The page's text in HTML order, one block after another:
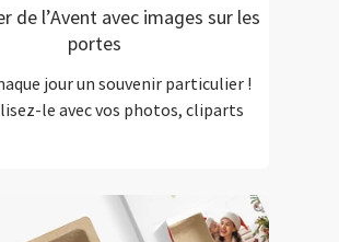
de l’Avent avec images sur les
portes
jour un souvenir particulier !
le avec vos photos, cliparts